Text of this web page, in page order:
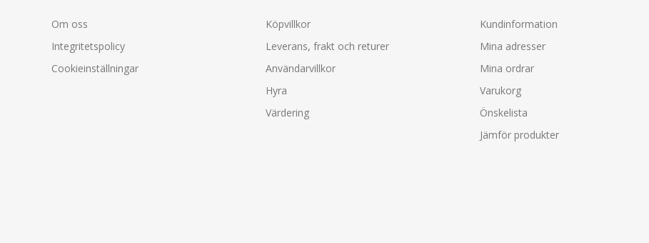
Om oss
Integritetspolicy
Cookieinställningar
Köpvillkor
Leverans, frakt och returer
Användarvillkor
Hyra
Värdering
Kundinformation
Mina adresser
Mina ordrar
Varukorg
Önskelista
Jämför produkter